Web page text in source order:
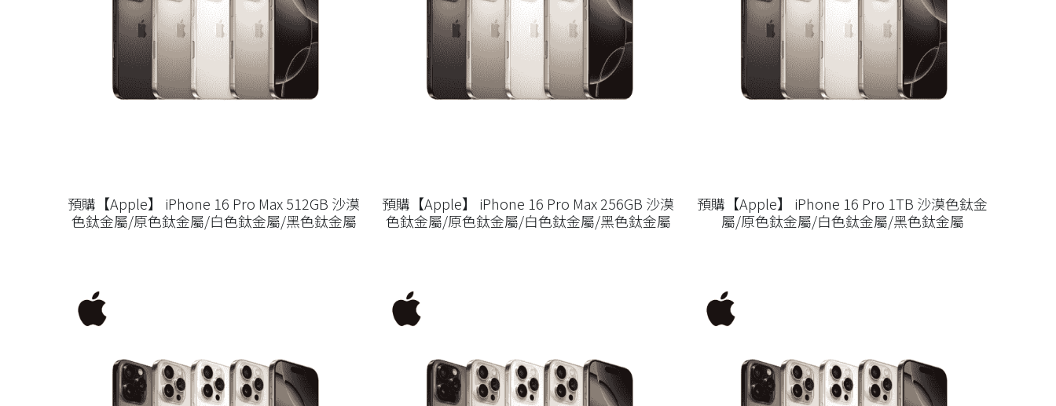
預購【Apple】 iPhone 16 Pro Max 512GB 沙漠
色鈦金屬/原色鈦金屬/白色鈦金屬/黑色鈦金屬
預購【Apple】 iPhone 16 Pro Max 256GB 沙漠
色鈦金屬/原色鈦金屬/白色鈦金屬/黑色鈦金屬
預購【Apple】 iPhone 16 Pro 1TB 沙漠色鈦金
屬/原色鈦金屬/白色鈦金屬/黑色鈦金屬